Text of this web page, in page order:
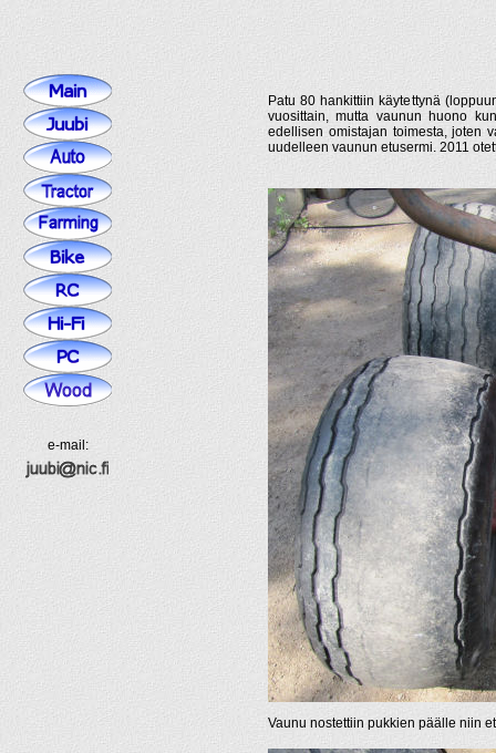
e-mail:
Patu 80 hankittiin käytettynä
vuosittain, mutta vaunun huono
edellisen omistajan toimesta, joten
uudelleen vaunun etusermi. 2011
Vaunu nostettiin pukkien päälle niin